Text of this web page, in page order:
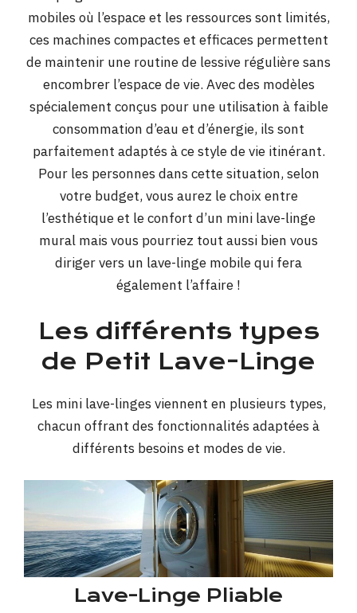
mobiles où l’espace et les ressources sont limités,
ces machines compactes et efficaces permettent
de maintenir une routine de lessive régulière sans
encombrer l’espace de vie. Avec des modèles
spécialement conçus pour une utilisation à faible
consommation d’eau et d’énergie, ils sont
parfaitement adaptés à ce style de vie itinérant.
Pour les personnes dans cette situation, selon
votre budget, vous aurez le choix entre
l’esthétique et le confort d’un mini lave-linge
mural mais vous pourriez tout aussi bien vous
diriger vers un lave-linge mobile qui fera
également l’affaire !
Les différents types
de Petit Lave-Linge
Les mini lave-linges viennent en plusieurs types,
chacun offrant des fonctionnalités adaptées à
différents besoins et modes de vie.
Lave-Linge Pliable